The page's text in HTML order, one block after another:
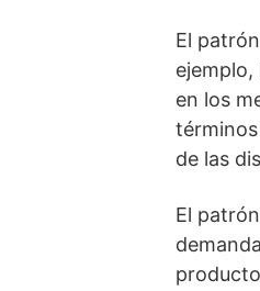
El
en los
de las
El